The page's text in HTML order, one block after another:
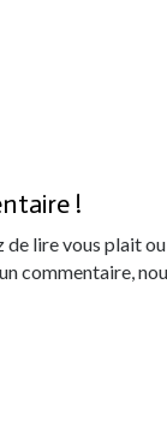
!
de lire vous plait
commentaire,